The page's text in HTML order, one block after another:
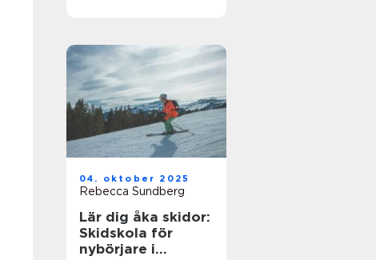
04. oktober 2025
Rebecca Sundberg
Lär dig åka skidor:
Skidskola för
nybörjare i